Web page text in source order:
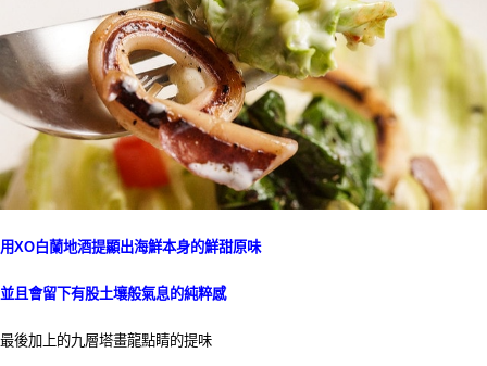
用XO白蘭地酒提顯出海鮮本身的鮮甜原味
並且會留下有股土壤般氣息的純粹感
最後加上的九層塔畫龍點睛的提味